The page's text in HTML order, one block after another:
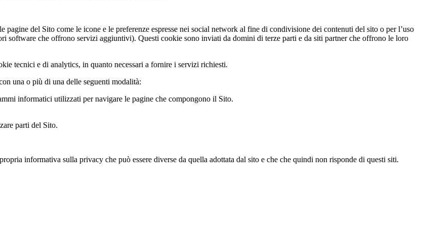
del Sito come le icone e le preferenze espresse nei social network al fine di condivisione dei contenuti del sito o per l’uso
software che offrono servizi aggiuntivi). Questi cookie sono inviati da domini di terze parti e da siti partner che offrono le loro
tecnici e di analytics, in quanto necessari a fornire i servizi richiesti.
una o più di una delle seguenti modalità:
informatici utilizzati per navigare le pagine che compongono il Sito.
parti del Sito.
informativa sulla privacy che può essere diverse da quella adottata dal sito e che che quindi non risponde di questi siti.